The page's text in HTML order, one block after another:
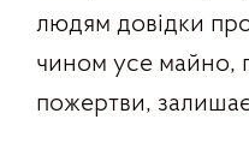
людям довідки
чином усе майно,
пожертви,